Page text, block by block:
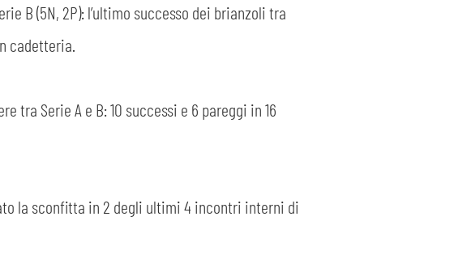
B (5N, 2P): l’ultimo successo dei brianzoli tra
cadetteria.
tra Serie A e B: 10 successi e 6 pareggi in 16
la sconfitta in 2 degli ultimi 4 incontri interni di